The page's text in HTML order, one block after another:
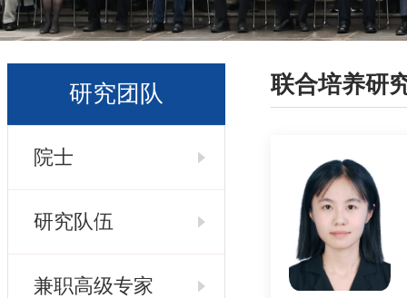
研究团队
院士
研究队伍
兼职高级专家
联合培养研